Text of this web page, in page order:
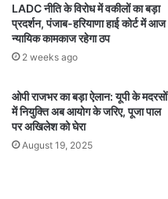
LADC नीति के विरोध में वकीलों का बड़ा
प्रदर्शन, पंजाब-हरियाणा हाई कोर्ट में आज
न्यायिक कामकाज रहेगा ठप
2 weeks ago
ओपी राजभर का बड़ा ऐलान: यूपी के मदरसों
में नियुक्ति अब आयोग के जरिए, पूजा पाल
पर अखिलेश को घेरा
August 19, 2025